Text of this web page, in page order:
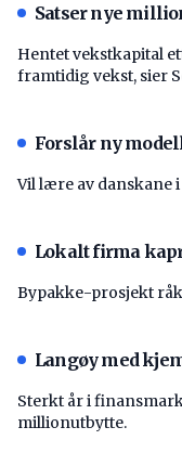
Satser nye
Hentet vekstkapital
framtidig vekst, sier
Forslår ny
Vil lære av danskane
Lokalt firma
Bypakke-prosjekt
Langøy med
Sterkt år i
millionutbytte.